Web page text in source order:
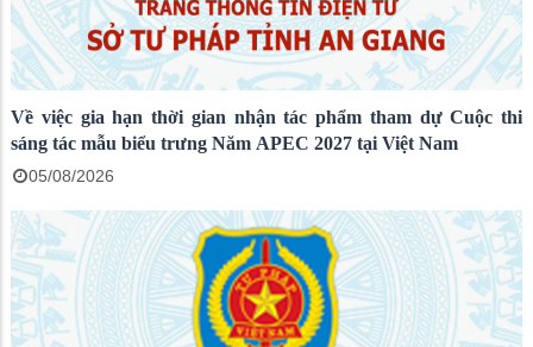
Về việc gia hạn thời gian nhận tác phẩm tham dự Cuộc thi
sáng tác mẫu biểu trưng Năm APEC 2027 tại Việt Nam
05/08/2026